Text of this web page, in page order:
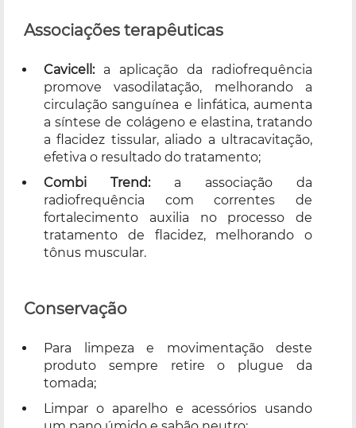
Associações terapêuticas
Cavicell: a aplicação da radiofrequência
promove vasodilatação, melhorando a
circulação sanguínea e linfática, aumenta
a síntese de colágeno e elastina, tratando
a flacidez tissular, aliado a ultracavitação,
efetiva o resultado do tratamento;
Combi Trend: a associação da
radiofrequência com correntes de
fortalecimento auxilia no processo de
tratamento de flacidez, melhorando o
tônus muscular.
Conservação
Para limpeza e movimentação deste
produto sempre retire o plugue da
tomada;
Limpar o aparelho e acessórios usando